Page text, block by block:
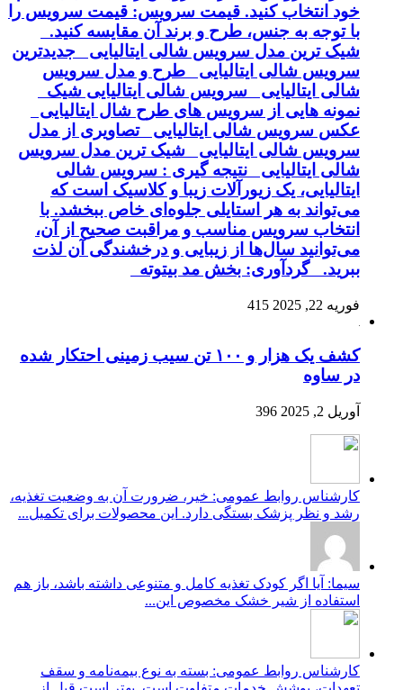
خود انتخاب کنید. قیمت سرویس: قیمت سرویس را
با توجه به جنس، طرح و برند آن مقایسه کنید.
شیک ترین مدل سرویس شالی ایتالیایی جدیدترین
سرویس شالی ایتالیایی طرح و مدل سرویس
شالی ایتالیایی سرویس شالی ایتالیایی شیک
نمونه هایی از سرویس های طرح شال ایتالیایی
عکس سرویس شالی ایتالیایی تصاویری از مدل
سرویس شالی ایتالیایی شیک ترین مدل سرویس
شالی ایتالیایی نتیجه گیری : سرویس شالی
ایتالیایی، یک زیورآلات زیبا و کلاسیک است که
می‌تواند به هر استایلی جلوه‌ای خاص ببخشد. با
انتخاب سرویس مناسب و مراقبت صحیح از آن،
می‌توانید سال‌ها از زیبایی و درخشندگی آن لذت
ببرید. گردآوری: بخش مد بیتوته
فوریه 22, 2025 415
کشف یک هزار و ۱۰۰ تن سیب زمینی احتکار شده
در ساوه
آوریل 2, 2025 396
کارشناس روابط عمومی: خیر، ضرورت آن به وضعیت تغذیه،
رشد و نظر پزشک بستگی دارد. این محصولات برای تکمیل...
سیما: آیا اگر کودک تغذیه کامل و متنوعی داشته باشد، باز هم
استفاده از شیر خشک مخصوص این...
کارشناس روابط عمومی: بسته به نوع بیمه‌نامه و سقف